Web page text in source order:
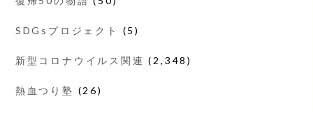
SDGsプロジェクト (5)
新型コロナウイルス関連 (2,348)
熱血つり塾 (26)